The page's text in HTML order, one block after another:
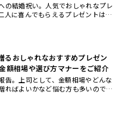
の結婚祝い。人気でおしゃれなプレ
人に喜んでもらえるプレゼントはな
るおしゃれなおすすめプレゼン
額相場や選び方マナーをご紹介
告。上司として、金額相場やどんな
ればよいかなど悩む方も多いのでは